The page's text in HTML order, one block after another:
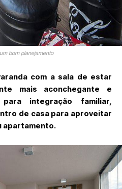
bom planejamento
com a sala de estar
mais aconchegante e
integração familiar,
de casa para aproveitar
apartamento.